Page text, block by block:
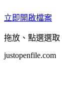
立即開啟檔案
拖放、點選選
justopenfile.com